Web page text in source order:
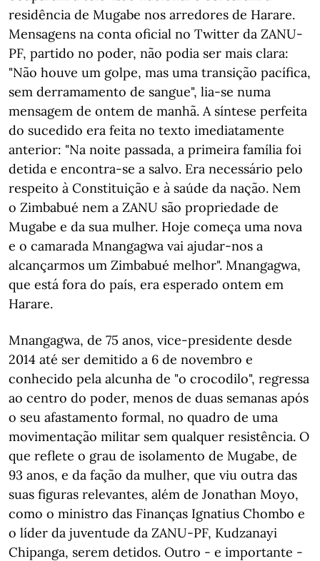
residência de Mugabe nos arredores de Harare.
Mensagens na conta oficial no Twitter da ZANU-
PF, partido no poder, não podia ser mais clara:
"Não houve um golpe, mas uma transição pacífica,
sem derramamento de sangue", lia-se numa
mensagem de ontem de manhã. A síntese perfeita
do sucedido era feita no texto imediatamente
anterior: "Na noite passada, a primeira família foi
detida e encontra-se a salvo. Era necessário pelo
respeito à Constituição e à saúde da nação. Nem
o Zimbabué nem a ZANU são propriedade de
Mugabe e da sua mulher. Hoje começa uma nova
e o camarada Mnangagwa vai ajudar-nos a
alcançarmos um Zimbabué melhor". Mnangagwa,
que está fora do país, era esperado ontem em
Harare.
Mnangagwa, de 75 anos, vice-presidente desde
2014 até ser demitido a 6 de novembro e
conhecido pela alcunha de "o crocodilo", regressa
ao centro do poder, menos de duas semanas após
o seu afastamento formal, no quadro de uma
movimentação militar sem qualquer resistência. O
que reflete o grau de isolamento de Mugabe, de
93 anos, e da fação da mulher, que viu outra das
suas figuras relevantes, além de Jonathan Moyo,
como o ministro das Finanças Ignatius Chombo e
o líder da juventude da ZANU-PF, Kudzanayi
Chipanga, serem detidos. Outro - e importante -